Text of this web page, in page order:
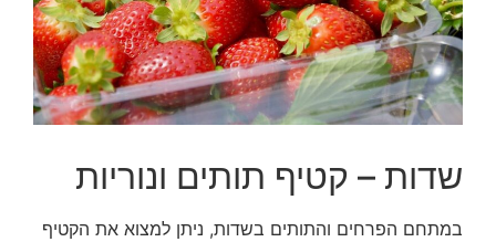
שדות – קטיף תותים ונוריות
במתחם הפרחים והתותים בשדות, ניתן למצוא את הקטיף